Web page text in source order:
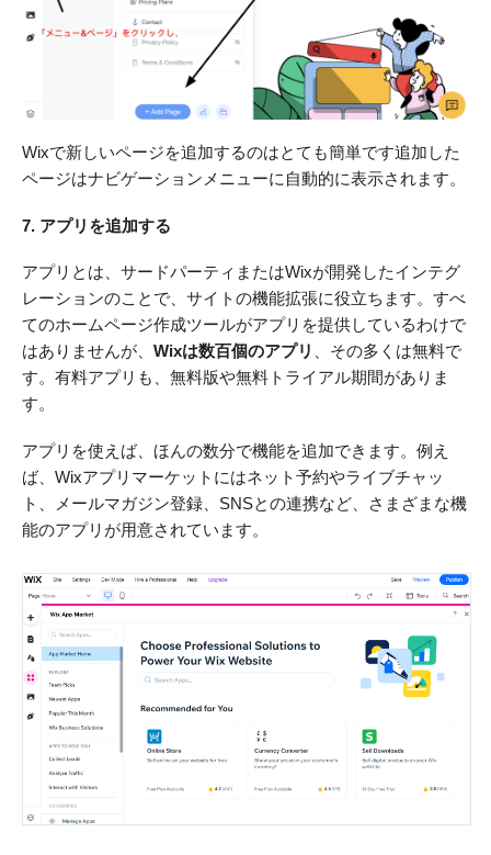
Wixで新しいページを追加するのはとても簡単です追加した
ページはナビゲーションメニューに自動的に表示されます。
7. アプリを追加する
アプリとは、サードパーティまたはWixが開発したインテグ
レーションのことで、サイトの機能拡張に役立ちます。すべ
てのホームページ作成ツールがアプリを提供しているわけで
はありませんが、 Wixは数百個のアプリ 、その多くは無料で
す。有料アプリも、無料版や無料トライアル期間がありま
す。
アプリを使えば、ほんの数分で機能を追加できます。例え
ば、Wixアプリマーケットにはネット予約やライブチャッ
ト、メールマガジン登録、SNSとの連携など、さまざまな機
能のアプリが用意されています。